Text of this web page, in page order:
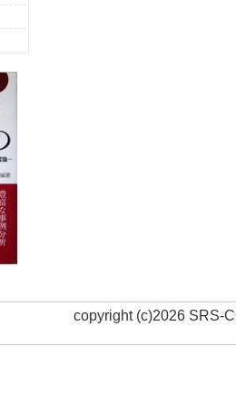
copyright (c)2026 SRS-